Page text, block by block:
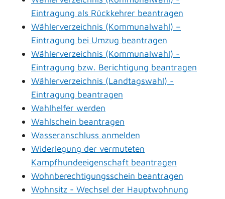
Eintragung als Rückkehrer beantragen
Wählerverzeichnis (Kommunalwahl) –
Eintragung bei Umzug beantragen
Wählerverzeichnis (Kommunalwahl) -
Eintragung bzw. Berichtigung beantragen
Wählerverzeichnis (Landtagswahl) -
Eintragung beantragen
Wahlhelfer werden
Wahlschein beantragen
Wasseranschluss anmelden
Widerlegung der vermuteten
Kampfhundeeigenschaft beantragen
Wohnberechtigungsschein beantragen
Wohnsitz - Wechsel der Hauptwohnung